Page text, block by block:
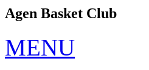
Agen Basket Club
MENU